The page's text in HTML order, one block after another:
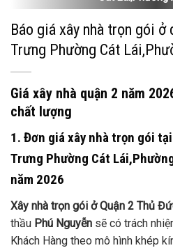
Báo giá xây nhà trọn gói ở
Trưng Phường Cát
Giá xây nhà quận 2 năm
chất lượng
1. Đơn giá xây nhà trọn gói
Trưng Phường Cát
năm 2026
Xây nhà trọn gói ở Quận 2 Thủ
thầu Phú Nguyễn sẽ có trách
Khách Hàng theo mô hình khép